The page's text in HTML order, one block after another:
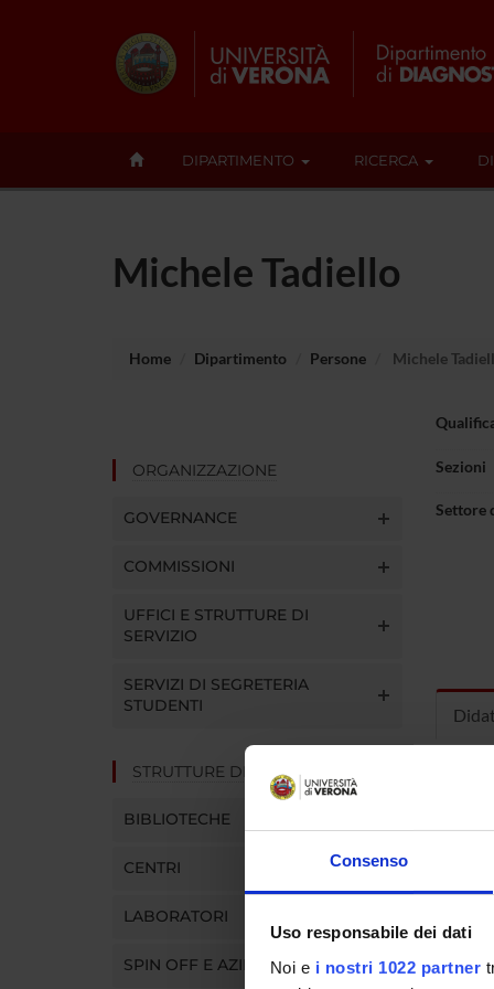
Consenso
Uso responsabile dei dati
Noi e i nostri 1022 partner
DIPARTIMENTO RICERCA
Michele Tadiello
Home Dipartimento Persone Michele
ORGANIZZAZIONE
GOVERNANCE
COMMISSIONI
UFFICI E STRUTTURE DI
SERVIZIO
SERVIZI DI SEGRETERIA
STUDENTI
STRUTTURE DEL DIPARTIMENTO
BIBLIOTECHE
CENTRI
LABORATORI
SPIN OFF E AZIENDE
Sezioni
Settore